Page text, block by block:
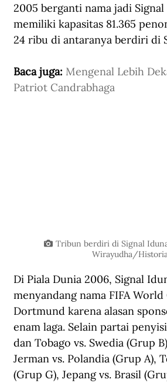
2005 berganti nama jadi
memiliki kapasitas 81.365
24 ribu di antaranya berdiri di
Baca juga: Mengenal Lebih
Patriot Candrabhaga
Tribun berdiri di Signal
Wirayudha/
Di Piala Dunia 2006, Signal
menyandang nama FIFA
Dortmund karena alasan
enam laga. Selain partai
dan Tobago vs. Swedia (Grup
Jerman vs. Polandia (Grup A),
(Grup G), Jepang vs. Brasil